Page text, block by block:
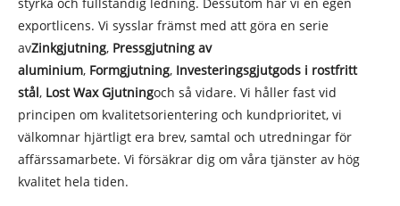
exportlicens. Vi sysslar främst med att göra en serie
avZinkgjutning, Pressgjutning av
aluminium, Formgjutning, Investeringsgjutgods i rostfritt
stål, Lost Wax Gjutningoch så vidare. Vi håller fast vid
principen om kvalitetsorientering och kundprioritet, vi
välkomnar hjärtligt era brev, samtal och utredningar för
affärssamarbete. Vi försäkrar dig om våra tjänster av hög
kvalitet hela tiden.